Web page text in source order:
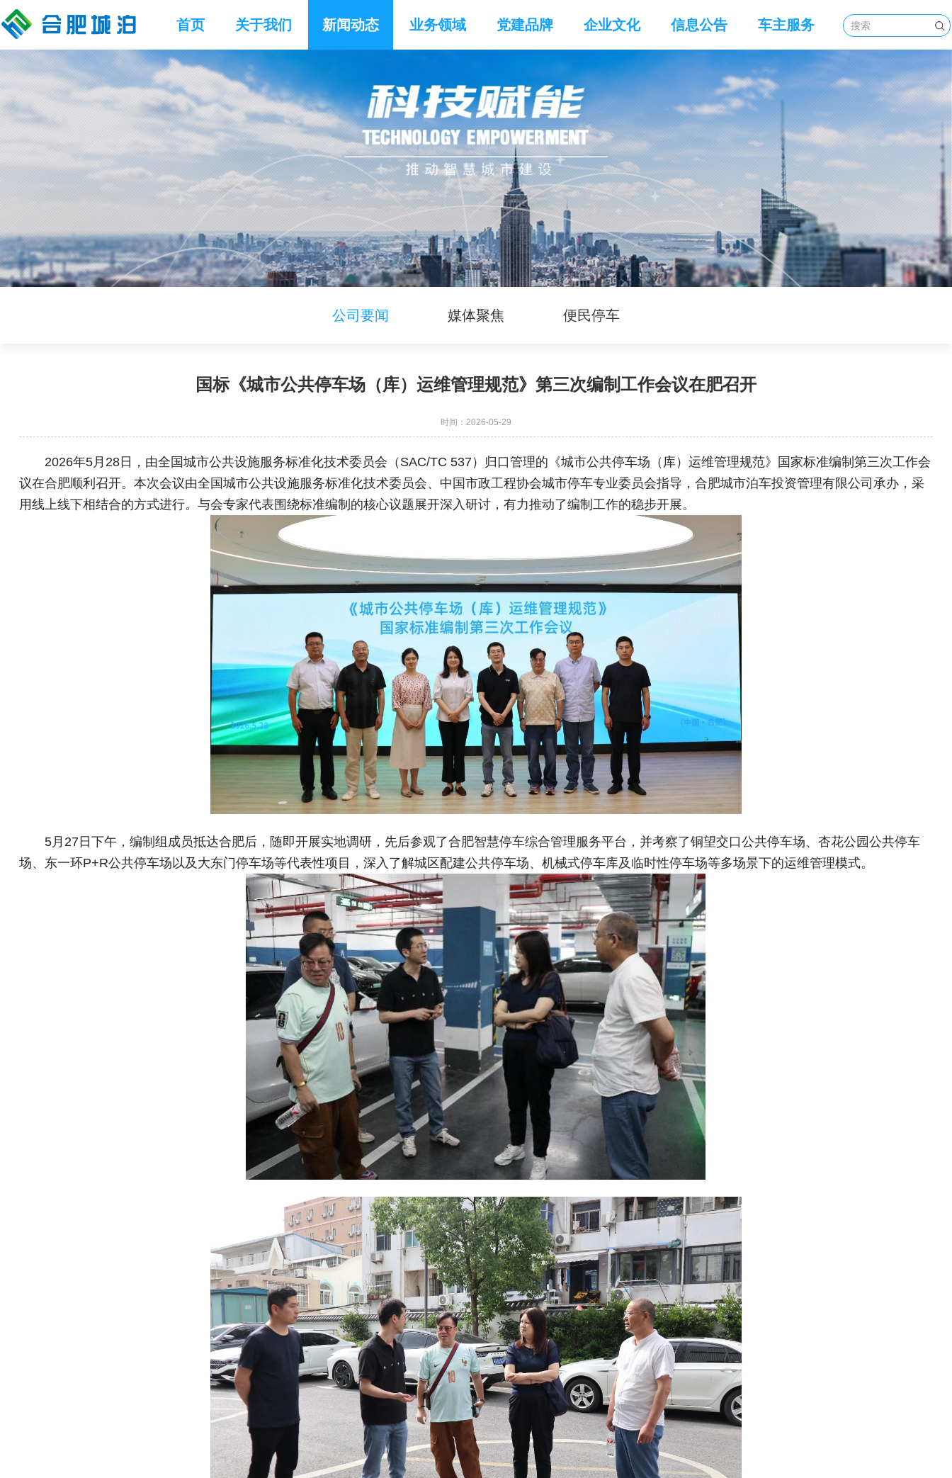
首页 关于我们 新闻动态 业务领域 党建品牌 企业文化 信息公告 车主服务
公司要闻 媒体聚焦 便民停车
国标《城市公共停车场（库）运维管理规范》第三次编制工作会议在肥召开
时间：2026-05-29
2026年5月28日，由全国城市公共设施服务标准化技术委员会（SAC/TC 537）归口管理的《城市公共停车场（库）运维管理规范》国家标准编制第三次工作会
议在合肥顺利召开。本次会议由全国城市公共设施服务标准化技术委员会、中国市政工程协会城市停车专业委员会指导，合肥城市泊车投资管理有限公司承办，采
用线上线下相结合的方式进行。与会专家代表围绕标准编制的核心议题展开深入研讨，有力推动了编制工作的稳步开展。
5月27日下午，编制组成员抵达合肥后，随即开展实地调研，先后参观了合肥智慧停车综合管理服务平台，并考察了铜望交口公共停车场、杏花公园公共停车
场、东一环P+R公共停车场以及大东门停车场等代表性项目，深入了解城区配建公共停车场、机械式停车库及临时性停车场等多场景下的运维管理模式。